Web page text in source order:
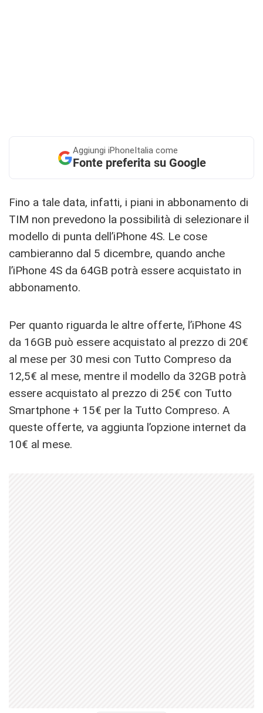
Aggiungi iPhoneItalia come
Fonte preferita su Google
Fino a tale data, infatti, i piani in abbonamento di
TIM non prevedono la possibilità di selezionare il
modello di punta dell’iPhone 4S. Le cose
cambieranno dal 5 dicembre, quando anche
l’iPhone 4S da 64GB potrà essere acquistato in
abbonamento.
Per quanto riguarda le altre offerte, l’iPhone 4S
da 16GB può essere acquistato al prezzo di 20€
al mese per 30 mesi con Tutto Compreso da
12,5€ al mese, mentre il modello da 32GB potrà
essere acquistato al prezzo di 25€ con Tutto
Smartphone + 15€ per la Tutto Compreso. A
queste offerte, va aggiunta l’opzione internet da
10€ al mese.